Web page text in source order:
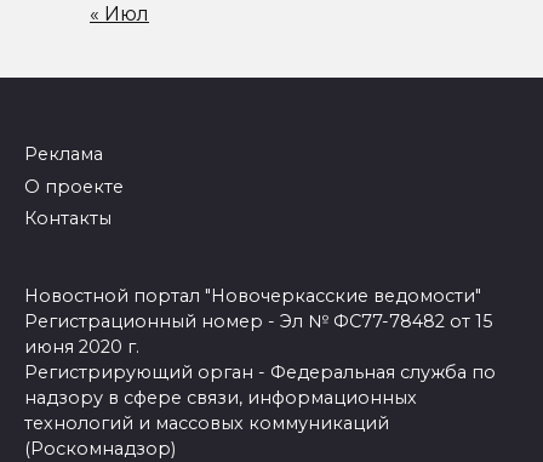
« Июл
Реклама
О проекте
Контакты
Новостной портал "Новочеркасские ведомости"
Регистрационный номер - Эл № ФС77-78482 от 15
июня 2020 г.
Регистрирующий орган - Федеральная служба по
надзору в сфере связи, информационных
технологий и массовых коммуникаций
(Роскомнадзор)